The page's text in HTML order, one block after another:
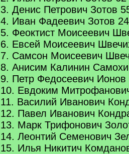
3. Денис Петрович Зотов
4. Иван Фадеевич Зотов 24
5. Феоктист Моисеевич
6. Евсей Моисеевич
7. Самсон Моисеевич
8. Анисим Калинин
9. Петр Федосеевич Ионов
10. Евдоким
11. Василий Иванович
12. Павел Иванович
13. Марк Трифонович
14. Леонтий Семенович
15. Илья Никитич